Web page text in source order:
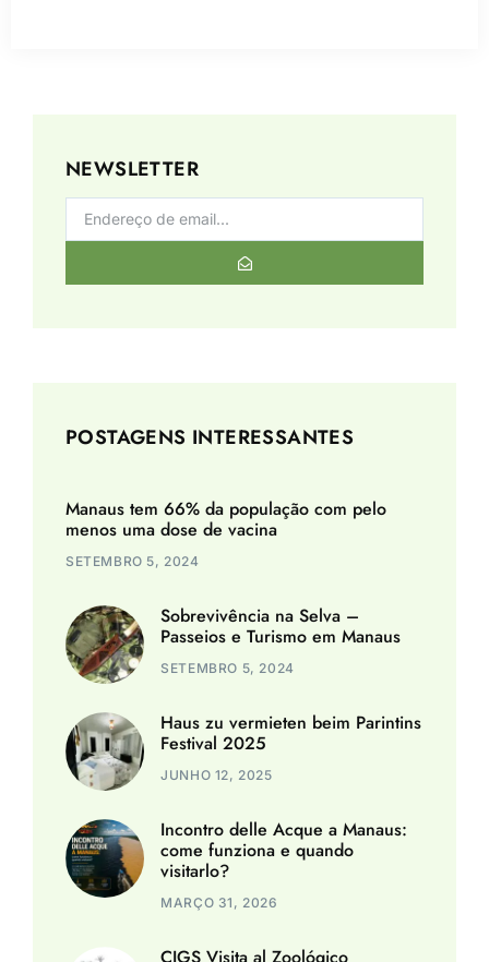
NEWSLETTER
POSTAGENS INTERESSANTES
Manaus tem 66% da população com pelo
menos uma dose de vacina
SETEMBRO 5, 2024
Sobrevivência na Selva –
Passeios e Turismo em Manaus
SETEMBRO 5, 2024
Haus zu vermieten beim Parintins
Festival 2025
JUNHO 12, 2025
Incontro delle Acque a Manaus:
come funziona e quando
visitarlo?
MARÇO 31, 2026